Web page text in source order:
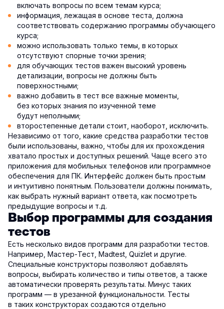
включать вопросы по всем темам курса;
информация, лежащая в основе теста, должна
соответствовать содержанию программы обучающего
курса;
можно использовать только темы, в которых
отсутствуют спорные точки зрения;
для обучающих тестов важен высокий уровень
детализации, вопросы не должны быть
поверхностными;
важно добавить в тест все важные моменты,
без которых знания по изученной теме
будут неполными;
второстепенные детали стоит, наоборот, исключить.
Независимо от того, какие средства разработки тестов
были использованы, важно, чтобы для их прохождения
хватало простых и доступных решений. Чаще всего это
приложения для мобильных телефонов или программное
обеспечения для ПК. Интерфейс должен быть простым
и интуитивно понятным. Пользователи должны понимать,
как выбрать нужный вариант ответа, как посмотреть
предыдущие вопросы и т.д.
Выбор программы для создания
тестов
Есть несколько видов программ для разработки тестов.
Например, Мастер-Тест, Madtest, Quizlet и другие.
Специальные конструкторы позволяют добавлять
вопросы, выбирать количество и типы ответов, а также
автоматически проверять результаты. Минус таких
программ — в урезанной функциональности. Тесты
в таких конструкторах создаются отдельно